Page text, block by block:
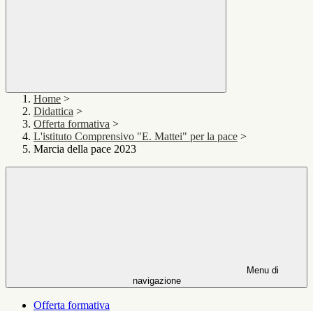
Home >
Didattica >
Offerta formativa >
L'istituto Comprensivo "E. Mattei" per la pace >
Marcia della pace 2023
Menu di
navigazione
Offerta formativa